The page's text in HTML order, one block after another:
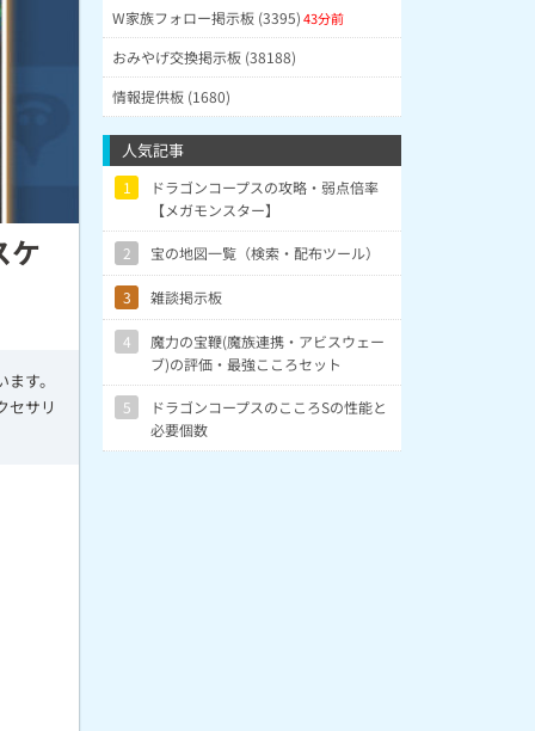
ケ
す。
セサリ
W家族フォロー掲示板 (3395)43分前
おみやげ交換掲示板 (38188)
情報提供板 (1680)
人気記事
1
ドラゴンコープスの攻略・弱点倍率
【メガモンスター】
2 宝の地図一覧（検索・配布ツール）
3 雑談掲示板
4
魔力の宝鞭(魔族連携・アビスウェー
ブ)の評価・最強こころセット
5
ドラゴンコープスのこころSの性能と
必要個数